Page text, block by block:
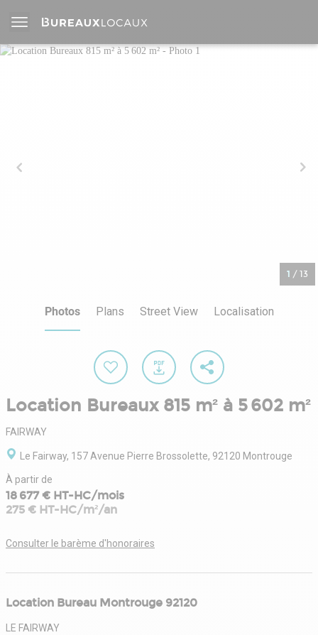
1 / 13
Photos Plans Street View Localisation
Location Bureaux 815 m² à 5 602 m²
FAIRWAY
Le Fairway, 157 Avenue Pierre Brossolette, 92120 Montrouge
À partir de
18 677 € HT-HC/mois
275 € HT-HC/m²/an
Consulter le barème d'honoraires
Location Bureau Montrouge 92120
LE FAIRWAY